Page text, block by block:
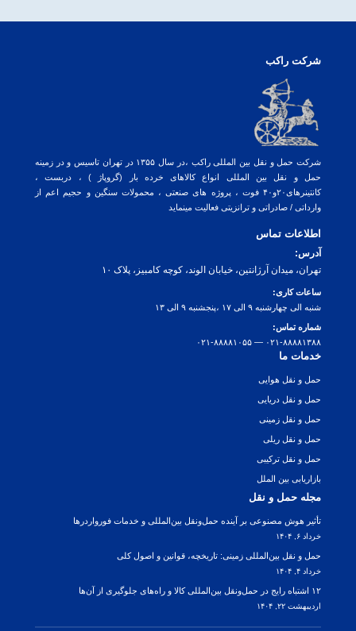
شرکت راکب
شرکت حمل و نقل بین المللی راکب ،در سال ۱۳۵۵ در تهران تاسیس و در زمینه
حمل و نقل بین المللی انواع کالاهای خرده بار (گروپاژ ) ، دربست ،
کانتینرهای۲۰و۴۰ فوت ، پروژه های صنعتی ، محمولات سنگین و حجیم اعم از
وارداتی / صادراتی و ترانزیتی فعالیت مینماید
اطلاعات تماس
آدرس:
تهران، میدان آرژانتین، خیابان الوند، کوچه کامبیز، پلاک ۱۰
ساعات کاری:
شنبه الی چهارشنبه ۹ الی ۱۷ ،پنجشنبه ۹ الی ۱۳
شماره تماس:
۰۲۱-۸۸۸۸۱۳۸۸ — ۰۲۱-۸۸۸۸۱۰۵۵
خدمات ما
حمل و نقل هوایی
حمل و نقل دریایی
حمل و نقل زمینی
حمل و نقل ریلی
حمل و نقل ترکیبی
بازاریابی بین الملل
مجله حمل و نقل
تأثیر هوش مصنوعی بر آینده حمل‌ونقل بین‌المللی و خدمات فورواردرها
خرداد ۶, ۱۴۰۴
حمل و نقل بین‌المللی زمینی: تاریخچه، قوانین و اصول کلی
خرداد ۴, ۱۴۰۴
۱۲ اشتباه رایج در حمل‌ونقل بین‌المللی کالا و راه‌های جلوگیری از آن‌ها
اردیبهشت ۲۲, ۱۴۰۴